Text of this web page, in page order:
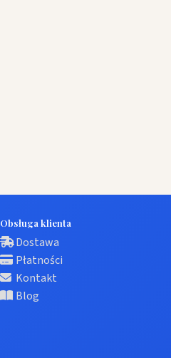
Obsługa klienta
Dostawa
Płatności
Kontakt
Blog